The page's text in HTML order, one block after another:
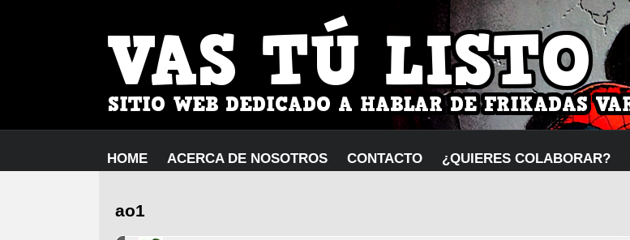
HOME ACERCA DE NOSOTROS CONTACTO ¿QUIERES COLABORAR?
ao1